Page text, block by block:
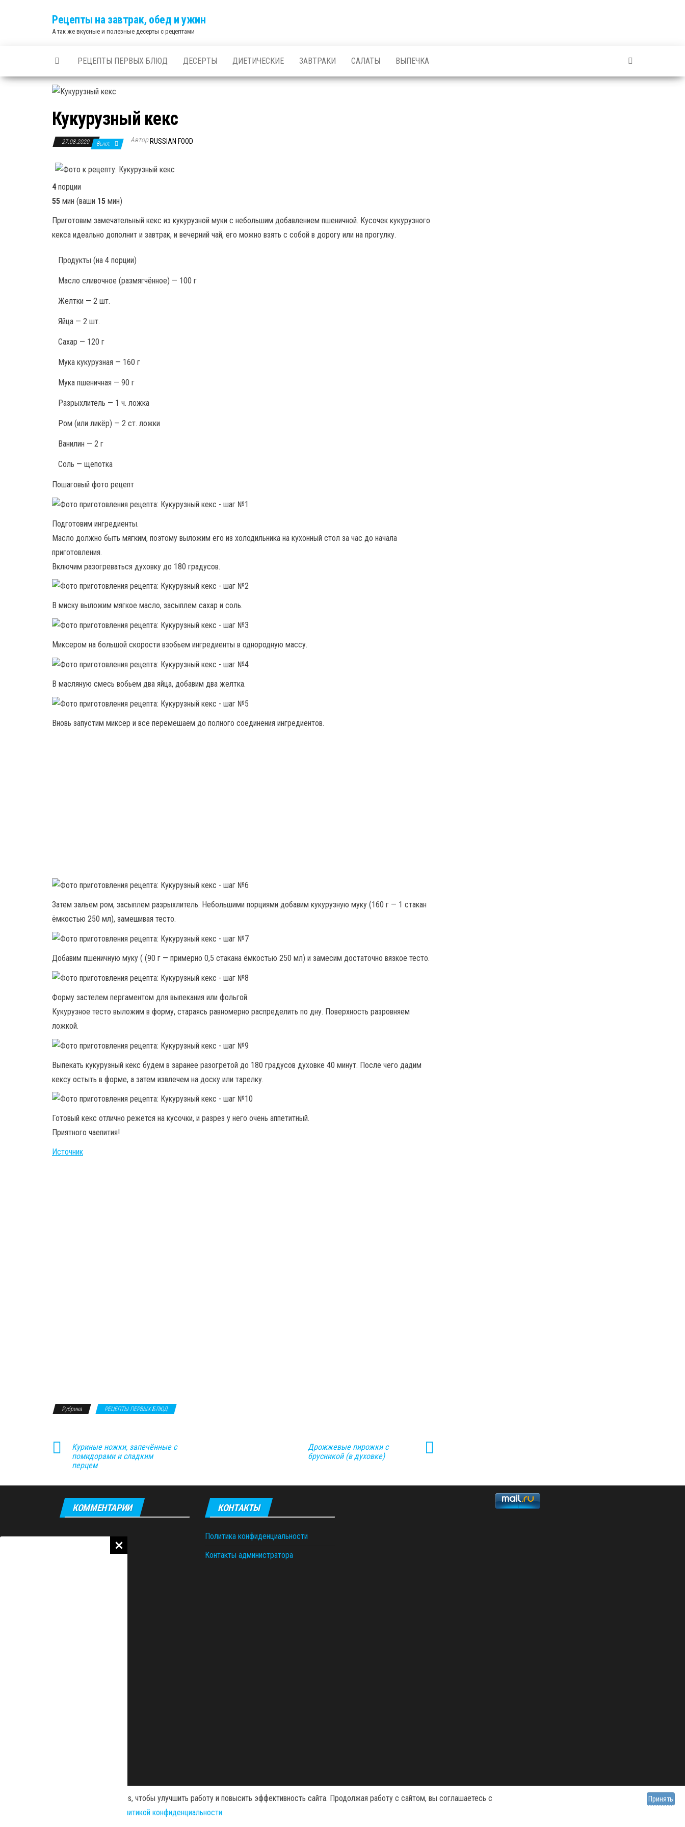
Рецепты на завтрак, обед и ужин
А так же вкусные и полезные десерты с рецептами
РЕЦЕПТЫ ПЕРВЫХ БЛЮД ДЕСЕРТЫ ДИЕТИЧЕСКИЕ ЗАВТРАКИ САЛАТЫ ВЫПЕЧКА
Кукурузный кекс
27.08.2020 Выкл. Автор RUSSIAN FOOD
4 порции
55 мин (ваши 15 мин)
Приготовим замечательный кекс из кукурузной муки с небольшим добавлением пшеничной. Кусочек кукурузного
кекса идеально дополнит и завтрак, и вечерний чай, его можно взять с собой в дорогу или на прогулку.
Продукты (на 4 порции)
Масло сливочное (размягчённое) — 100 г
Желтки — 2 шт.
Яйца — 2 шт.
Сахар — 120 г
Мука кукурузная — 160 г
Мука пшеничная — 90 г
Разрыхлитель — 1 ч. ложка
Ром (или ликёр) — 2 ст. ложки
Ванилин — 2 г
Соль — щепотка
Пошаговый фото рецепт
Подготовим ингредиенты.
Масло должно быть мягким, поэтому выложим его из холодильника на кухонный стол за час до начала
приготовления.
Включим разогреваться духовку до 180 градусов.
В миску выложим мягкое масло, засыплем сахар и соль.
Миксером на большой скорости взобьем ингредиенты в однородную массу.
В масляную смесь вобьем два яйца, добавим два желтка.
Вновь запустим миксер и все перемешаем до полного соединения ингредиентов.
Затем зальем ром, засыплем разрыхлитель. Небольшими порциями добавим кукурузную муку (160 г — 1 стакан
ёмкостью 250 мл), замешивая тесто.
Добавим пшеничную муку ( (90 г — примерно 0,5 стакана ёмкостью 250 мл) и замесим достаточно вязкое тесто.
Форму застелем пергаментом для выпекания или фольгой.
Кукурузное тесто выложим в форму, стараясь равномерно распределить по дну. Поверхность разровняем
ложкой.
Выпекать кукурузный кекс будем в заранее разогретой до 180 градусов духовке 40 минут. После чего дадим
кексу остыть в форме, а затем извлечем на доску или тарелку.
Готовый кекс отлично режется на кусочки, и разрез у него очень аппетитный.
Приятного чаепития!
Источник
Рубрика РЕЦЕПТЫ ПЕРВЫХ БЛЮД
Куриные ножки, запечённые с
помидорами и сладким
перцем
Дрожжевые пирожки с
брусникой (в духовке)
КОММЕНТАРИИ КОНТАКТЫ
Политика конфиденциальности
Контакты администратора
Сайт работает наWordPress Тема:Envo Magazine
Наш сайт использует файлы cookies, чтобы улучшить работу и повысить эффективность сайта. Продолжая работу с сайтом, вы соглашаетесь с
политикой конфиденциальности.
Принять